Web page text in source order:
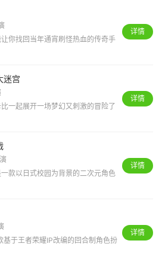
你找回当年通宵刷怪热血的传奇手
详情
迷宫
一起展开一场梦幻又刺激的冒险了
详情
款以日式校园为背景的二次元角色
详情
基于王者荣耀IP改编的回合制角色扮
详情